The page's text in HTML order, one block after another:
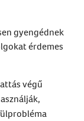
gyengédnek
érdemes
végű